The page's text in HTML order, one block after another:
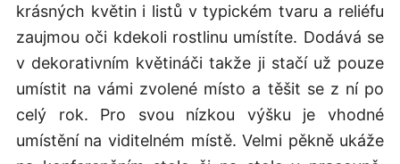
krásných květin i listů v typickém tvaru a reliéfu
zaujmou oči kdekoli rostlinu umístíte. Dodává se
v dekorativním květináči takže ji stačí už pouze
umístit na vámi zvolené místo a těšit se z ní po
celý rok. Pro svou nízkou výšku je vhodné
umístění na viditelném místě. Velmi pěkně ukáže